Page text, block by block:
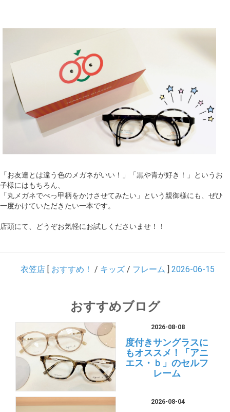
「お友達とは違う色のメガネがいい！」「黒や青が好き！」というお
子様にはもちろん、
「丸メガネでべっ甲柄をかけさせてみたい」という親御様にも、ぜひ
一度かけていただきたい一本です。
店頭にて、どうぞお気軽にお試しくださいませ！！
衣笠店 [ おすすめ！ / キッズ / フレーム ] 2026-06-15
おすすめブログ
2026-08-08
度付きサングラスに
もオススメ！「アニ
エス・ｂ」のセルフ
レーム
2026-08-04